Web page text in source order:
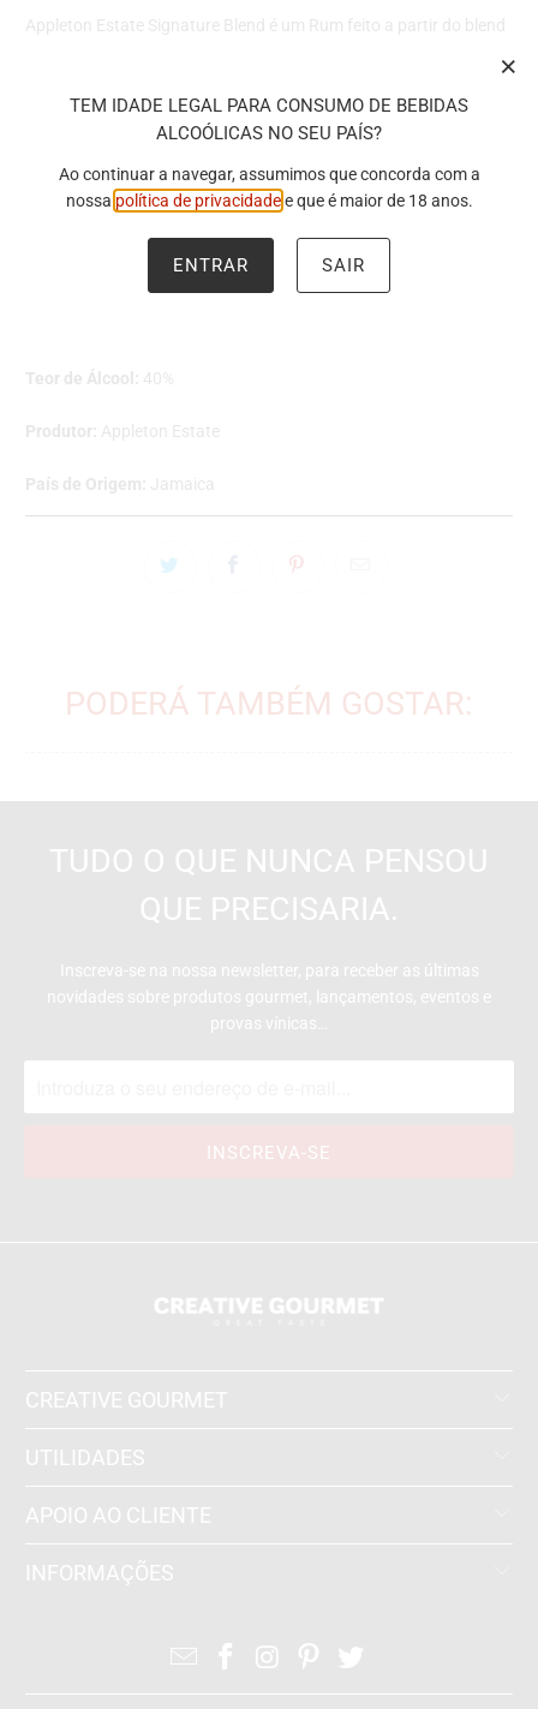
Appleton Estate Signature Blend é um Rum feito a partir do blend
: Cores douradas e âmbar, com uma notável clareza e
Sabor:Uma complexidade equilibrada de notas cítricas, frutadas
e doces. Com uma nota subtil a casca de laranja, abacate seco e
Teor de Álcool: 40%
Produtor: Appleton Estate
País de Origem: Jamaica
PODERÁ TAMBÉM GOSTAR:
TUDO O QUE NUNCA PENSOU
QUE PRECISARIA.
Inscreva-se na nossa newsletter, para receber as últimas
novidades sobre produtos gourmet, lançamentos, eventos e
provas vínicas…
CREATIVE GOURMET
UTILIDADES
APOIO AO CLIENTE
INFORMAÇÕES
TEM IDADE LEGAL PARA CONSUMO DE BEBIDAS
ALCOÓLICAS NO SEU PAÍS?
Ao continuar a navegar, assumimos que concorda com a
nossa política de privacidadee que é maior de 18 anos.
ENTRAR SAIR